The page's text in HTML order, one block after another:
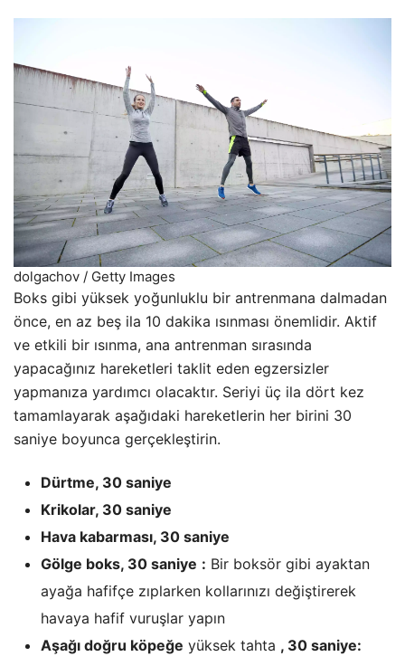
dolgachov / Getty Images
Boks gibi yüksek yoğunluklu bir antrenmana dalmadan
önce, en az beş ila 10 dakika ısınması önemlidir. Aktif
ve etkili bir ısınma, ana antrenman sırasında
yapacağınız hareketleri taklit eden egzersizler
yapmanıza yardımcı olacaktır. Seriyi üç ila dört kez
tamamlayarak aşağıdaki hareketlerin her birini 30
saniye boyunca gerçekleştirin.
Dürtme, 30 saniye
Krikolar, 30 saniye
Hava kabarması, 30 saniye
Gölge boks, 30 saniye : Bir boksör gibi ayaktan
ayağa hafifçe zıplarken kollarınızı değiştirerek
havaya hafif vuruşlar yapın
Aşağı doğru köpeğe yüksek tahta , 30 saniye: